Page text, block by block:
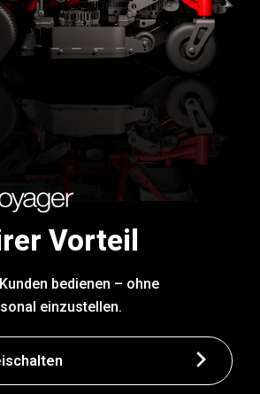
Vorteil
bedienen – ohne
einzustellen.